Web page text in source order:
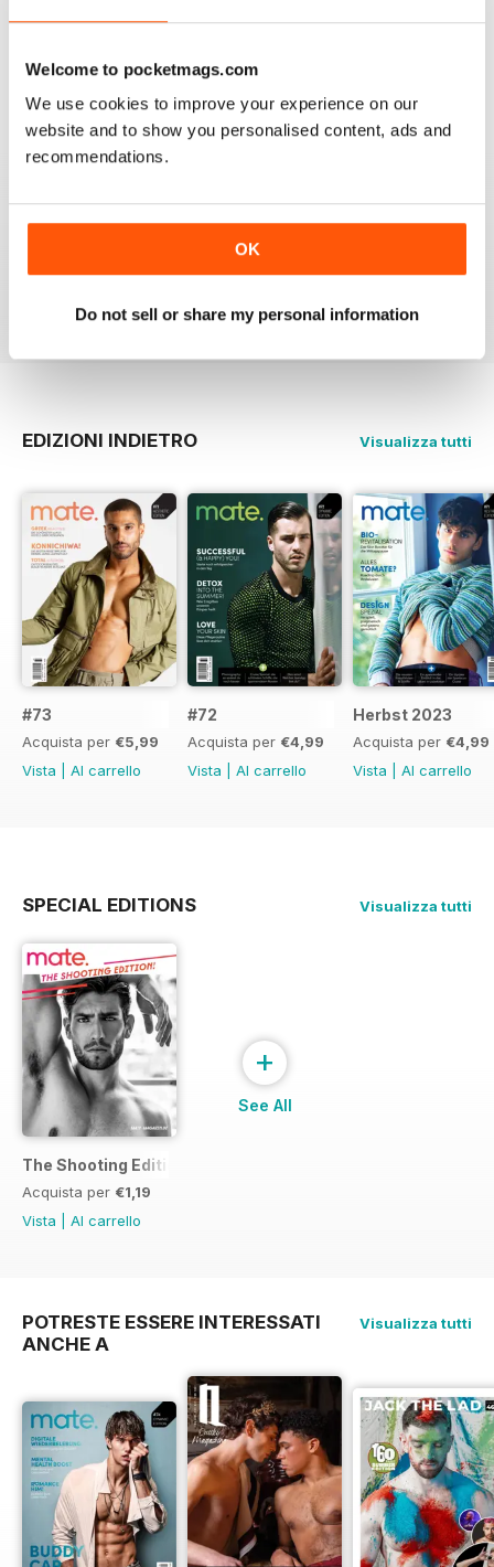
Welcome to pocketmags.com
We use cookies to improve your experience on our
website and to show you personalised content, ads and
recommendations.
OK
Do not sell or share my personal information
ALWAYS INTERESTING
IDEAL FOR GERMAN SPEAKERS
A German take on the gay experience that can be
enjoyed by non German speakers too
EDIZIONI INDIETRO Visualizza tutti
#73
Acquista per €5,99
Vista
Al carrello
#72
Acquista per €4,99
Vista
Al carrello
Herbst 2023
Acquista per €4,99
Vista
Al carrello
SPECIAL EDITIONS Visualizza tutti
The Shooting Edition
Acquista per €1,19
Vista
Al carrello
+
See All
POTRESTE ESSERE INTERESSATI
ANCHE A
Visualizza tutti